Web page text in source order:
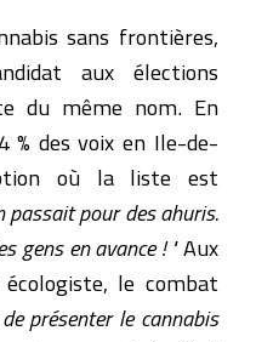
sans frontières,
aux élections
du même nom. En
% des voix en Ile-de-
où la liste est
passait pour des ahuris.
gens en avance ! "Aux
le combat
présenter le cannabis